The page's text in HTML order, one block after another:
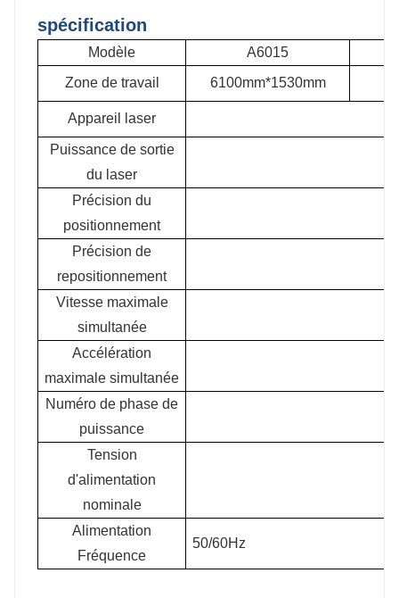
spécification
Modèle
A6015
Zone de travail
6100mm*1530mm
Appareil laser
Puissance de sortie
du laser
Précision du
positionnement
Précision de
repositionnement
Vitesse maximale
simultanée
Accélération
maximale simultanée
Numéro de phase de
puissance
Tension
d'alimentation
nominale
Alimentation
Fréquence
50/60Hz